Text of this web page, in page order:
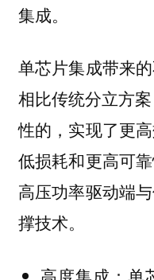
集成。
单芯片集成带来
相比传统分立方
性的，实现了更
低损耗和更高可
高压功率驱动端
撑技术。
单